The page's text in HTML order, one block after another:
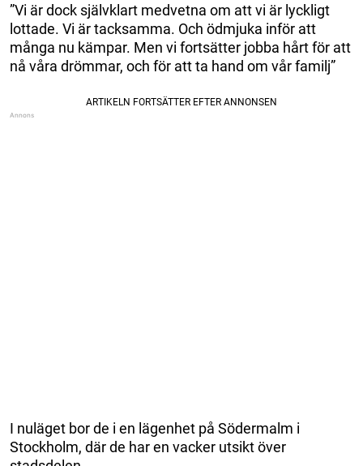
”Vi är dock självklart medvetna om att vi är lyckligt
lottade. Vi är tacksamma. Och ödmjuka inför att
många nu kämpar. Men vi fortsätter jobba hårt för att
nå våra drömmar, och för att ta hand om vår familj”
I nuläget bor de i en lägenhet på Södermalm i
Stockholm, där de har en vacker utsikt över